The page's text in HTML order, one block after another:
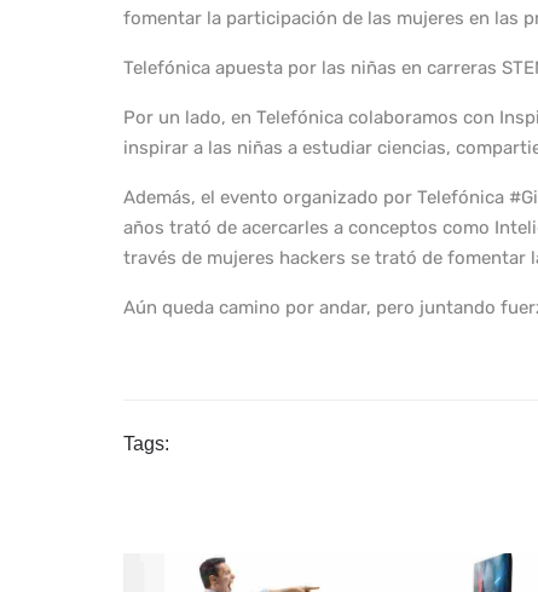
fomentar la participación de las mujeres en las
Telefónica apuesta por las niñas en carreras
Por un lado, en Telefónica colaboramos con
inspirar a las niñas a estudiar ciencias,
Además, el evento organizado por Telefónica
años trató de acercarles a conceptos como
través de mujeres hackers se trató de fomentar
Aún queda camino por andar, pero juntando
Tags: